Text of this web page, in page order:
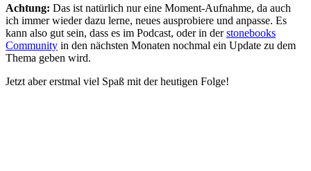
Achtung: Das ist natürlich nur eine Moment-Aufnahme, da auch
ich immer wieder dazu lerne, neues ausprobiere und anpasse. Es
kann also gut sein, dass es im Podcast, oder in derstonebooks
Community in den nächsten Monaten nochmal ein Update zu dem
Thema geben wird.
Jetzt aber erstmal viel Spaß mit der heutigen Folge!